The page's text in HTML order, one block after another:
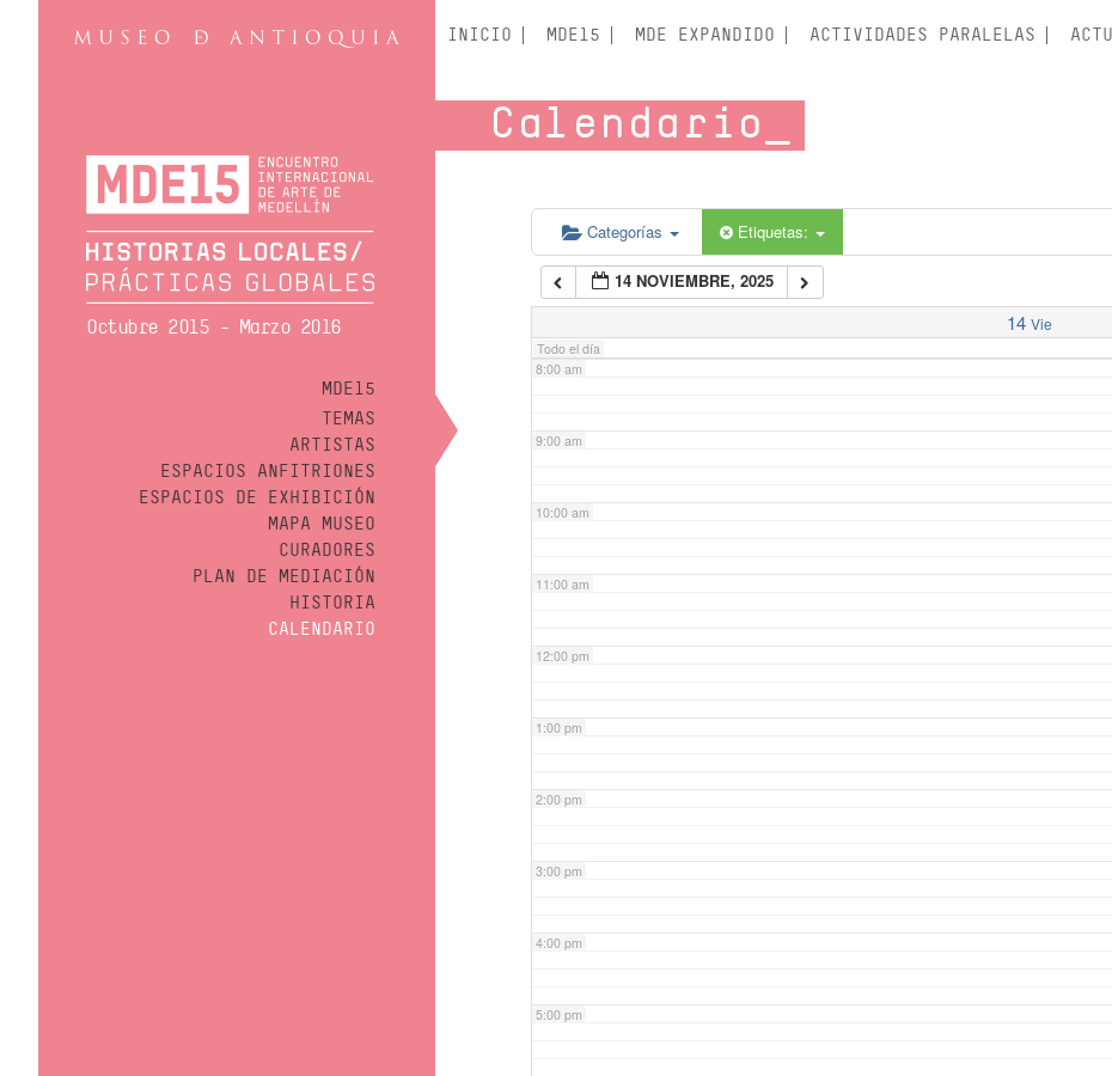
Octubre 2015 - Marzo 2016
MDE15
TEMAS
ARTISTAS
ESPACIOS ANFITRIONES
ESPACIOS DE EXHIBICIÓN
MAPA MUSEO
CURADORES
PLAN DE MEDIACIÓN
HISTORIA
CALENDARIO
INICIO MDE15 MDE EXPANDIDO ACTIVIDADES PARALELAS
Calendario
Categorías Etiquetas:
14 NOVIEMBRE, 2025
14 Vie
Todo el día
5:00 am
6:00 am
7:00 am
8:00 am
9:00 am
10:00 am
11:00 am
12:00 pm
1:00 pm
2:00 pm
3:00 pm
4:00 pm
5:00 pm